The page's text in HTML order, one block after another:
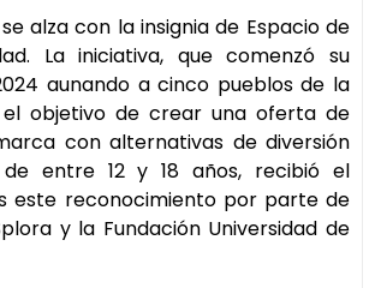
se alza con la insignia de Espacio de
La iniciativa, que comenzó su
aunando a cinco pueblos de la
objetivo de crear una oferta de
con alternativas de diversión
entre 12 y 18 años, recibió el
este reconocimiento por parte de
y la Fundación Universidad de